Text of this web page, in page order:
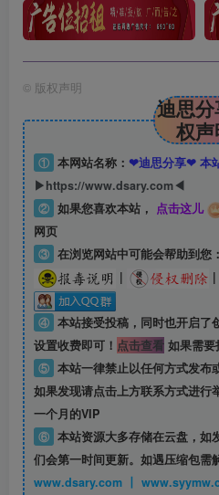
© 版权声明
迪思
权声
① 本网站名称： ❤迪思分享❤ 本
▶https://www.dsary.com◀
② 如果您喜欢本站， 点击这儿
网页
③ 在浏览网站中可能会帮助到您：
|
|
④ 本站接受投稿，同时也开启了
设置收费即可！ 点击查看如果需要
⑤ 本站一律禁止以任何方式发布
如果发现请点击上方联系方式进行
一个月的VIP
⑥ 本站资源大多存储在云盘，如
们会第一时间更新。如遇压缩包需
www.dsary.com 丨